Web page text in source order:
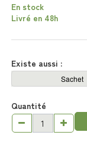
En stock
Livré en 48h
Existe aussi :
Quantité